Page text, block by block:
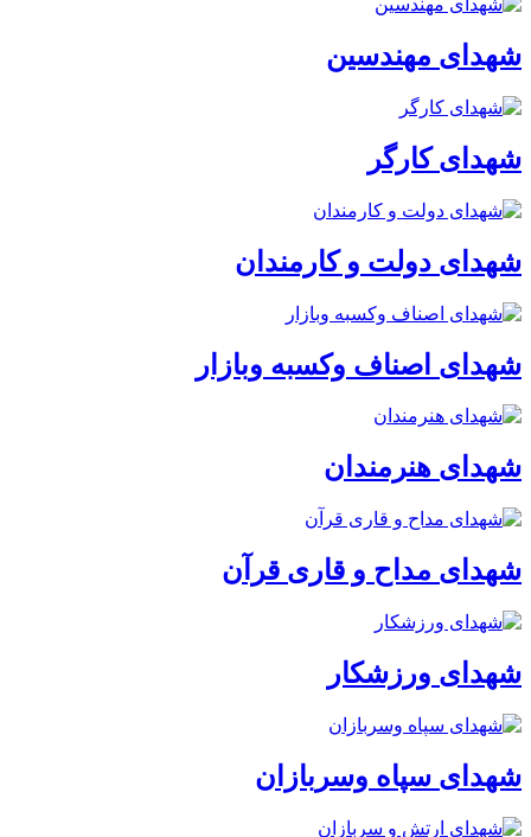
شهدای مهندسین
شهدای کارگر
شهدای دولت و کارمندان
شهدای اصناف وکسبه وبازار
شهدای هنرمندان
شهدای مداح و قاری قرآن
شهدای ورزشکار
شهدای سپاه وسربازان